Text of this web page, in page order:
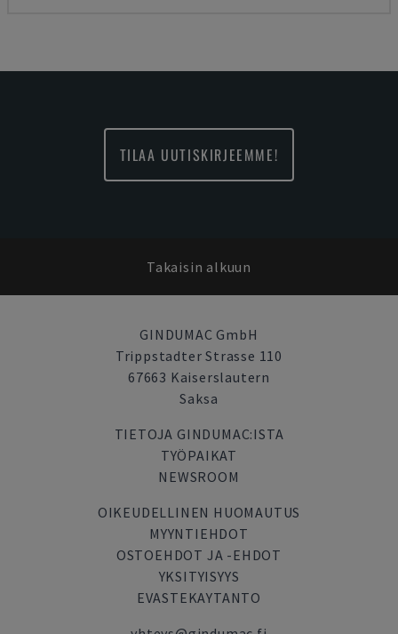
TILAA UUTISKIRJEEMME!
Takaisin alkuun
GINDUMAC GmbH
Trippstadter Strasse 110
67663 Kaiserslautern
Saksa
TIETOJA GINDUMAC:ISTA
TYÖPAIKAT
NEWSROOM
OIKEUDELLINEN HUOMAUTUS
MYYNTIEHDOT
OSTOEHDOT JA -EHDOT
YKSITYISYYS
EVASTEKAYTANTO